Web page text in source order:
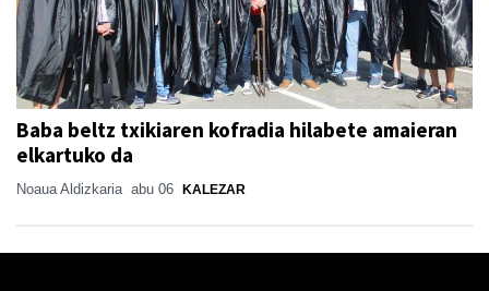
Baba beltz txikiaren kofradia hilabete amaieran
elkartuko da
Noaua Aldizkaria abu 06 KALEZAR